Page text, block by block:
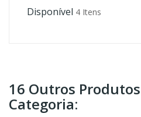
Disponível 4 Itens
16 Outros
Categoria: